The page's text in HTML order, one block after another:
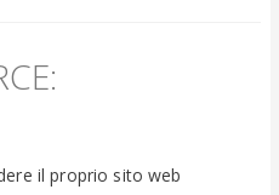
il proprio sito web